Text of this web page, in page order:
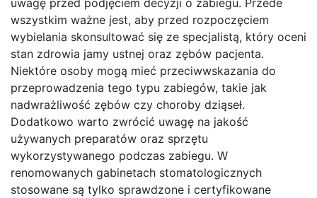
wszystkim ważne jest, aby przed rozpoczęciem
wybielania skonsultować się ze specjalistą, który oceni
stan zdrowia jamy ustnej oraz zębów pacjenta.
Niektóre osoby mogą mieć przeciwwskazania do
przeprowadzenia tego typu zabiegów, takie jak
nadwrażliwość zębów czy choroby dziąseł.
Dodatkowo warto zwrócić uwagę na jakość
używanych preparatów oraz sprzętu
wykorzystywanego podczas zabiegu. W
renomowanych gabinetach stomatologicznych
stosowane są tylko sprawdzone i certyfikowane